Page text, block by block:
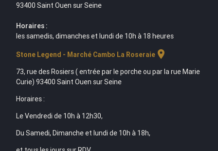
93400 Saint Ouen sur Seine
Horaires :
les samedis, dimanches et lundi de 10h à 18 heures
Stone Legend - Marché Cambo La Roseraielocation_on
73, rue des Rosiers ( entrée par le porche ou par la rue Marie
Curie) 93400 Saint Ouen sur Seine
Horaires :
Le Vendredi de 10h à 12h30,
Du Samedi, Dimanche et lundi de 10h à 18h,